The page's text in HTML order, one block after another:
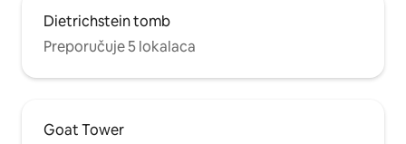
Dietrichstein tomb
Preporučuje 5 lokalaca
Goat Tower